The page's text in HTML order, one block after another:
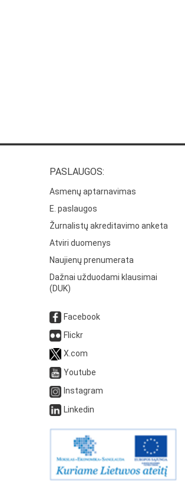
PASLAUGOS:
Asmenų aptarnavimas
E. paslaugos
Žurnalistų akreditavimo anketa
Atviri duomenys
Naujienų prenumerata
Dažnai užduodami klausimai
(DUK)
Facebook
Flickr
X.com
Youtube
Instagram
Linkedin